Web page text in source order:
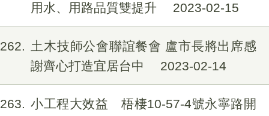
用水、用路品質雙提升
2023-02-15
土木技師公會聯誼餐會 盧市長將出席感
謝齊心打造宜居台中
2023-02-14
小工程大效益 梧棲10-57-4號永寧路開